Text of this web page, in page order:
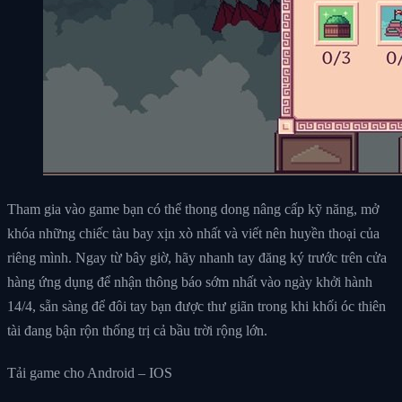
Tham gia vào game bạn có thể thong dong nâng cấp kỹ năng, mở
khóa những chiếc tàu bay xịn xò nhất và viết nên huyền thoại của
riêng mình. Ngay từ bây giờ, hãy nhanh tay đăng ký trước trên cửa
hàng ứng dụng để nhận thông báo sớm nhất vào ngày khởi hành
14/4, sẵn sàng để đôi tay bạn được thư giãn trong khi khối óc thiên
tài đang bận rộn thống trị cả bầu trời rộng lớn.
Tải game cho Android – IOS